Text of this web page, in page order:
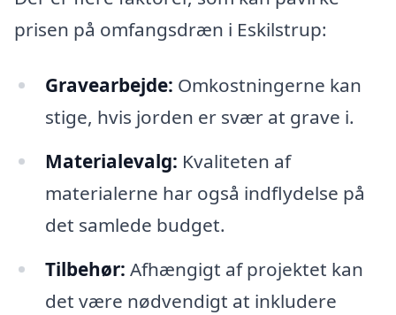
prisen på omfangsdræn i Eskilstrup:
Gravearbejde: Omkostningerne kan
stige, hvis jorden er svær at grave i.
Materialevalg: Kvaliteten af
materialerne har også indflydelse på
det samlede budget.
Tilbehør: Afhængigt af projektet kan
det være nødvendigt at inkludere